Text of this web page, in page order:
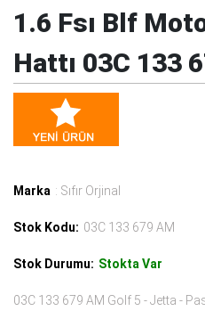
1.6 Fsı Blf
Hattı 03C 133
Marka : Sıfır Orjinal
Stok Kodu: 03C 133 679 AM
Stok Durumu: Stokta Var
03C 133 679 AM Golf 5 - Jetta -